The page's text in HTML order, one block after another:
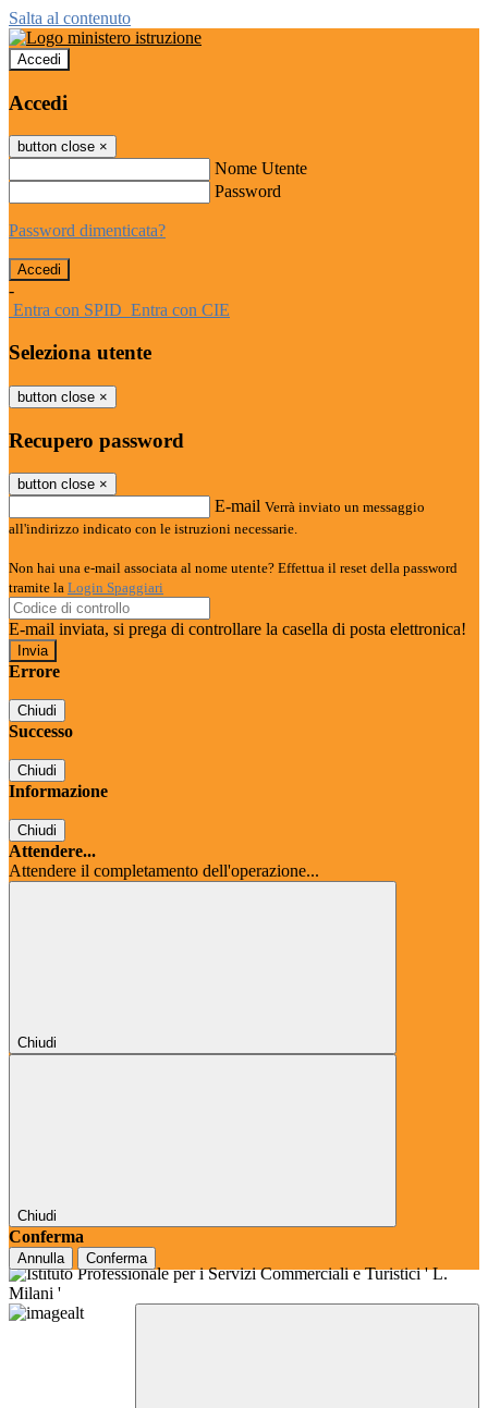
Salta al contenuto
Accedi
Accedi
button close ×
Nome Utente
Password
Password dimenticata?
-
Entra con SPID Entra con CIE
Seleziona utente
button close ×
Recupero password
button close ×
E-mail Verrà inviato un messaggio
all'indirizzo indicato con le istruzioni necessarie.
Non hai una e-mail associata al nome utente? Effettua il reset della password
tramite la Login Spaggiari
E-mail inviata, si prega di controllare la casella di posta elettronica!
Errore
Chiudi
Successo
Chiudi
Informazione
Chiudi
Attendere...
Attendere il completamento dell'operazione...
Chiudi
Chiudi
Conferma
Annulla Conferma